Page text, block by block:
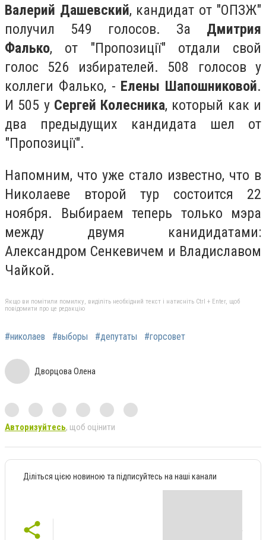
Валерий Дашевский, кандидат от "ОПЗЖ"
получил 549 голосов. За Дмитрия
Фалько, от "Пропозиції" отдали свой
голос 526 избирателей. 508 голосов у
коллеги Фалько, - Елены Шапошниковой.
И 505 уСергей Колесника, который как и
два предыдущих кандидата шел от
"Пропозиції".
Напомним, что уже стало известно, что в
Николаеве второй тур состоится 22
ноября. Выбираем теперь только мэра
между двумя канидидатами:
Александром Сенкевичем и Владиславом
Чайкой.
Якщо ви помітили помилку, виділіть необхідний текст і натисніть Ctrl + Enter, щоб
повідомити про це редакцію
#николаев #выборы #депутаты #горсовет
Дворцова Олена
Авторизуйтесь, щоб оцінити
Діліться цією новиною та підписуйтесь на наші канали